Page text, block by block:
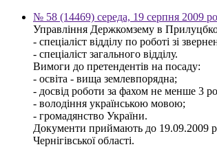
№ 58 (14469) середа, 19 серпня 2009
Управління Держкомзему в
- спеціаліст відділу по роботі зі
- спеціаліст загального відділу.
Вимоги до претендентів на посаду:
- освіта - вища землевпорядна;
- досвід роботи за фахом не менше 3
- володіння українською мовою;
- громадянство України.
Документи приймають до 19.09.2009
Чернігівської області.